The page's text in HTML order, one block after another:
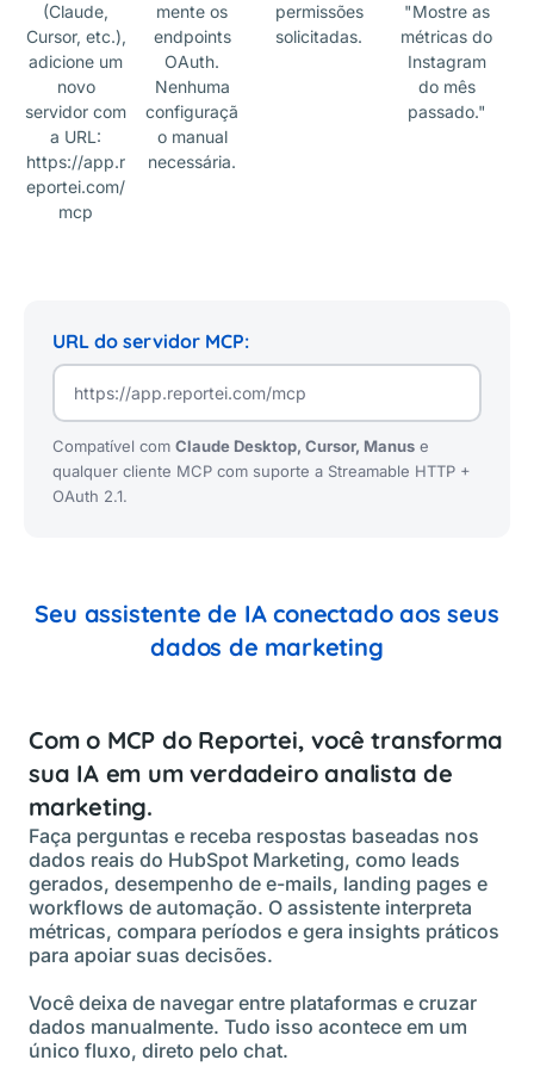
(Claude,
Cursor, etc.),
adicione um
novo
servidor com
a URL:
https://app.r
eportei.com/
mcp
mente os
endpoints
OAuth.
Nenhuma
configuraçã
o manual
necessária.
permissões
solicitadas.
"Mostre as
métricas do
Instagram
do mês
passado."
URL do servidor MCP:
Compatível com Claude Desktop, Cursor, Manus e
qualquer cliente MCP com suporte a Streamable HTTP +
OAuth 2.1.
Seu assistente de IA conectado aos seus
dados de marketing
Com o MCP do Reportei,você transforma
sua IA em um verdadeiro analista de
marketing.
Faça perguntas e receba respostas baseadas nos
dados reais do HubSpot Marketing, como leads
gerados, desempenho de e-mails, landing pages e
workflows de automação. O assistente interpreta
métricas, compara períodos e gera insights práticos
para apoiar suas decisões.
Você deixa de navegar entre plataformas e cruzar
dados manualmente. Tudo isso acontece em um
único fluxo, direto pelo chat.